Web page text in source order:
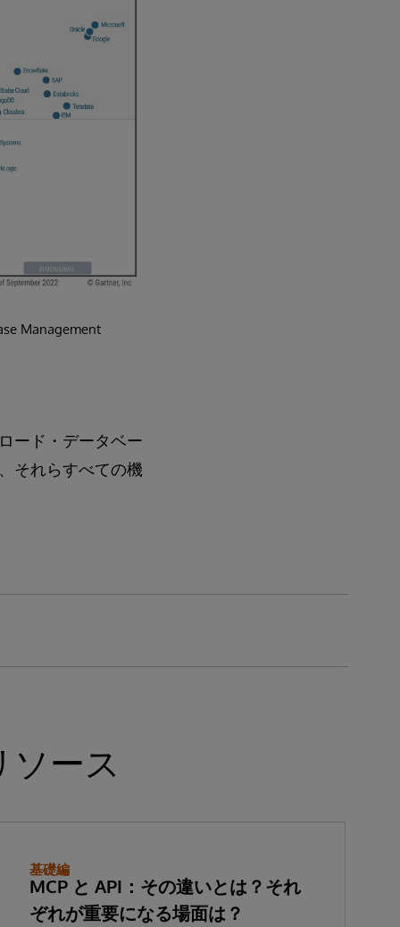
Management
ード・データベー
それらすべての機
ース
基礎編
MCP と API：その違いとは？それ
ぞれが重要になる場面は？